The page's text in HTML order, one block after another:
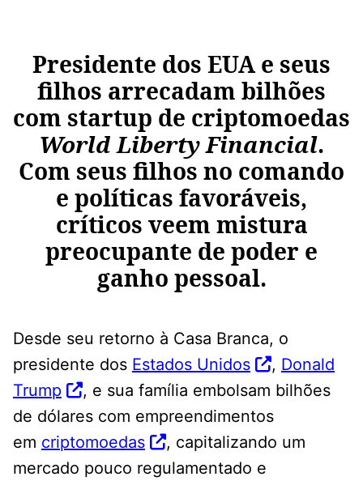
Presidente dos EUA e seus
filhos arrecadam bilhões
com startup de criptomoedas
World Liberty Financial.
Com seus filhos no comando
e políticas favoráveis,
críticos veem mistura
preocupante de poder e
ganho pessoal.
Desde seu retorno à Casa Branca, o
presidente dos Estados Unidos , Donald
Trump
, e sua família embolsam bilhões
de dólares com empreendimentos
em criptomoedas
, capitalizando um
mercado pouco regulamentado e